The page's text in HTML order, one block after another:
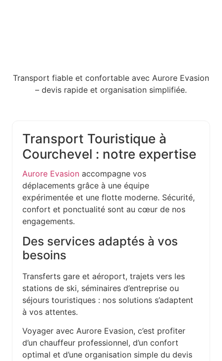
Transport fiable et confortable avec Aurore Evasion
– devis rapide et organisation simplifiée.
Transport Touristique à
Courchevel : notre expertise
Aurore Evasion accompagne vos
déplacements grâce à une équipe
expérimentée et une flotte moderne. Sécurité,
confort et ponctualité sont au cœur de nos
engagements.
Des services adaptés à vos
besoins
Transferts gare et aéroport, trajets vers les
stations de ski, séminaires d’entreprise ou
séjours touristiques : nos solutions s’adaptent
à vos attentes.
Voyager avec Aurore Evasion, c’est profiter
d’un chauffeur professionnel, d’un confort
optimal et d’une organisation simple du devis